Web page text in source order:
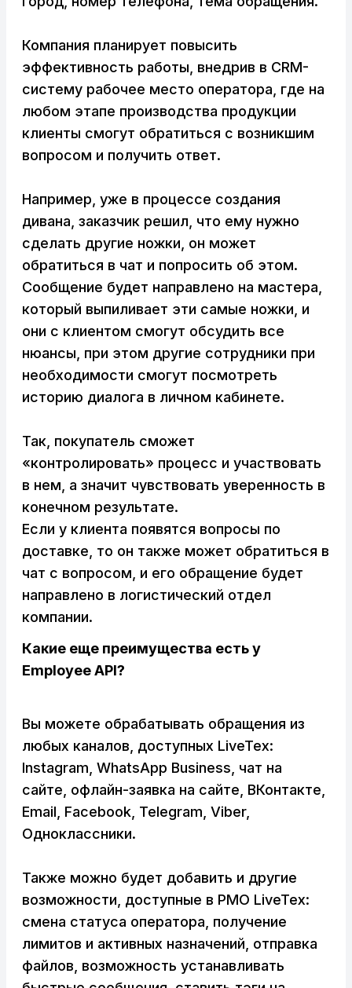
Компания планирует повысить
эффективность работы, внедрив в CRM-
систему рабочее место оператора, где на
любом этапе производства продукции
клиенты смогут обратиться с возникшим
вопросом и получить ответ.
Например, уже в процессе создания
дивана, заказчик решил, что ему нужно
сделать другие ножки, он может
обратиться в чат и попросить об этом.
Сообщение будет направлено на мастера,
который выпиливает эти самые ножки, и
они с клиентом смогут обсудить все
нюансы, при этом другие сотрудники при
необходимости смогут посмотреть
историю диалога в личном кабинете.
Так, покупатель сможет
«контролировать» процесс и участвовать
в нем, а значит чувствовать уверенность в
конечном результате.
Если у клиента появятся вопросы по
доставке, то он также может обратиться в
чат с вопросом, и его обращение будет
направлено в логистический отдел
компании.
Какие еще преимущества есть у
Employee API?
Вы можете обрабатывать обращения из
любых каналов, доступных LiveTex:
Instagram, WhatsApp Business, чат на
сайте, офлайн-заявка на сайте, ВКонтакте,
Email, Facebook, Telegram, Viber,
Одноклассники.
Также можно будет добавить и другие
возможности, доступные в РМО LiveTex:
смена статуса оператора, получение
лимитов и активных назначений, отправка
файлов, возможность устанавливать